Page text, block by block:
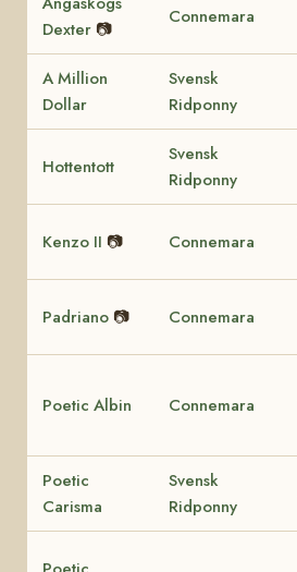
Dexter 📷
Connemara
A Million
Dollar
Svensk
Ridponny
Hottentott
Svensk
Ridponny
Kenzo II 📷 Connemara
Padriano 📷 Connemara
Poetic Albin Connemara
Poetic
Carisma
Svensk
Ridponny